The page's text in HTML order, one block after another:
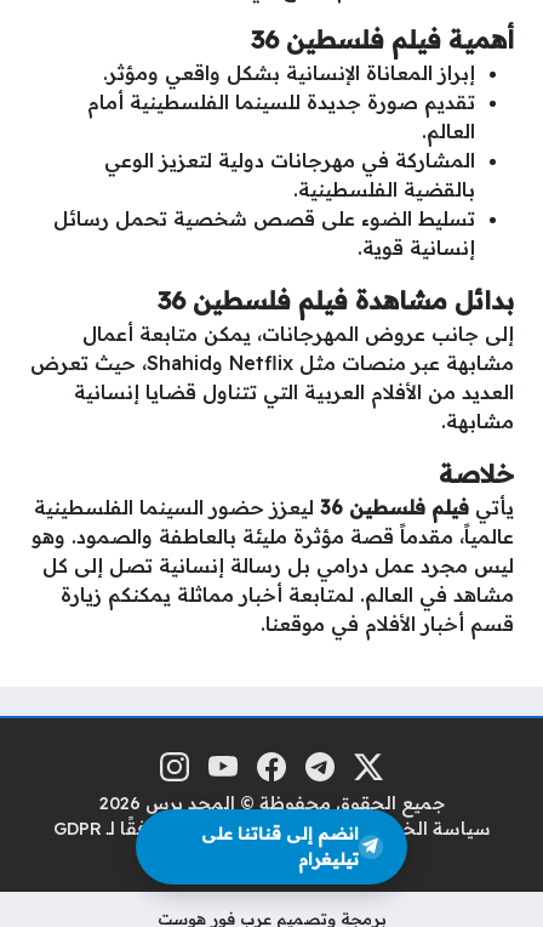
أهمية فيلم فلسطين 36
إبراز المعاناة الإنسانية بشكل واقعي ومؤثر.
تقديم صورة جديدة للسينما الفلسطينية أمام
العالم.
المشاركة في مهرجانات دولية لتعزيز الوعي
بالقضية الفلسطينية.
تسليط الضوء على قصص شخصية تحمل رسائل
إنسانية قوية.
بدائل مشاهدة فيلم فلسطين 36
إلى جانب عروض المهرجانات، يمكن متابعة أعمال
مشابهة عبر منصات مثل Netflix وShahid، حيث تعرض
العديد من الأفلام العربية التي تتناول قضايا إنسانية
مشابهة.
خلاصة
يأتي فيلم فلسطين 36
ليعزز حضور السينما الفلسطينية
عالمياً، مقدماً قصة مؤثرة مليئة بالعاطفة والصمود. وهو
ليس مجرد عمل درامي بل رسالة إنسانية تصل إلى كل
مشاهد في العالم. لمتابعة أخبار مماثلة يمكنكم زيارة
قسم أخبار الأفلام في موقعنا.
مواقع التواصل منصة إكس
تلغرامفيسبوكيوتيوبإنستغرام
جميع الحقوق محفوظة © المجد برس 2026
سياسة الخصوصيةسياسة حماية البيانات وفقًا لـ GDPR
من نحن
برمجة وتصميم عرب فور هوست
انضم إلى قناتنا على
تيليغرام